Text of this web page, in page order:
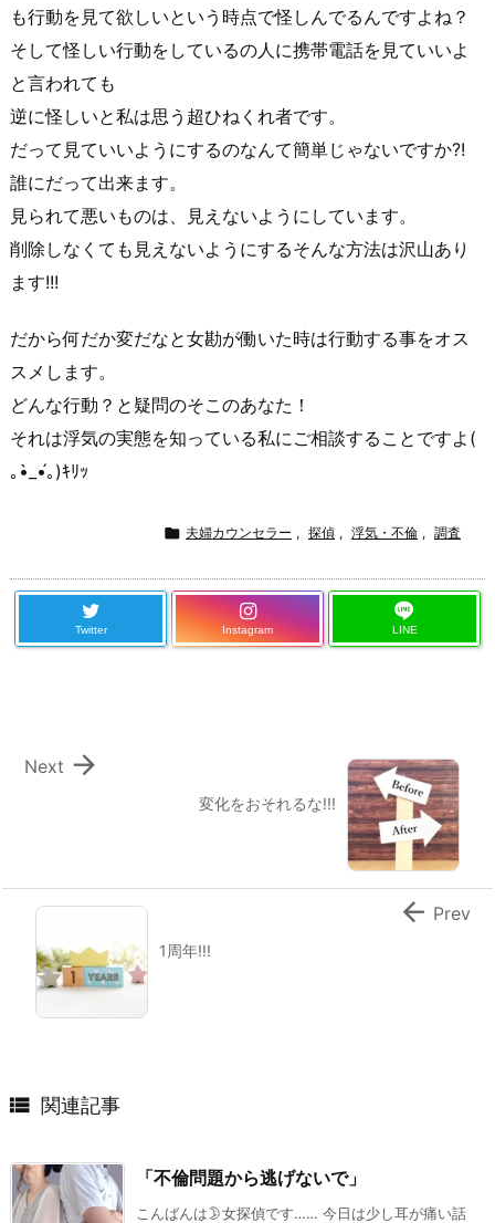
も行動を見て欲しいという時点で怪しんでるんですよね？
そして怪しい行動をしているの人に携帯電話を見ていいよ
と言われても
逆に怪しいと私は思う超ひねくれ者です。
だって見ていいようにするのなんて簡単じゃないですか?!
誰にだって出来ます。
見られて悪いものは、見えないようにしています。
削除しなくても見えないようにするそんな方法は沢山あり
ます!!!
だから何だか変だなと女勘が働いた時は行動する事をオス
スメします。
どんな行動？と疑問のそこのあなた！
それは浮気の実態を知っている私にご相談することですよ(
｡•̀_•́｡)ｷﾘｯ
 夫婦カウンセラー , 探偵 , 浮気・不倫 , 調査
Twitter Instagram LINE
変化をおそれるな!!!

Next
1周年!!!
 Prev
 関連記事
「不倫問題から逃げないで」
こんばんは🌛女探偵です…… 今日は少し耳が痛い話